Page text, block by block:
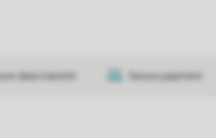
data transfer Secure payment